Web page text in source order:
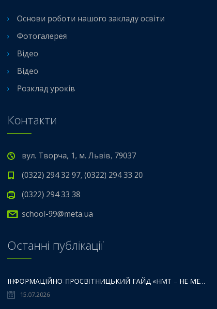
Основи роботи нашого закладу освіти
Фотогалерея
Відео
Відео
Розклад уроків
Контакти
вул. Творча, 1, м. Львів, 79037
(0322) 294 32 97, (0322) 294 33 20
(0322) 294 33 38
school-99@meta.ua
Останні публікації
ІНФОРМАЦІЙНО-ПРОСВІТНИЦЬКИЙ ГАЙД «НМТ – НЕ МЕЖА ТВОЇХ МОЖЛИВОСТЕЙ».
15.07.2026